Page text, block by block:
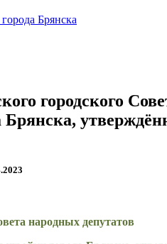
Брянска
городского
Брянска,
народных депутатов